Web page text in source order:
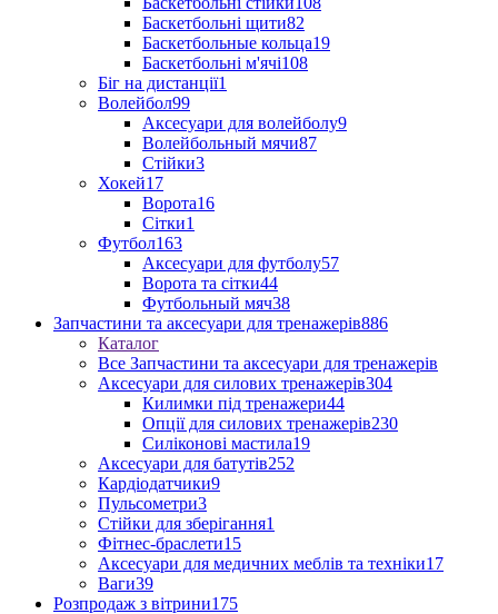
Баскетбольні щити82
Баскетбольные кольца19
Баскетбольні м'ячі108
Біг на дистанції1
Волейбол99
Аксесуари для волейболу9
Волейбольный мячи87
Стійки3
Хокей17
Ворота16
Сітки1
Футбол163
Аксесуари для футболу57
Ворота та сітки44
Футбольный мяч38
Запчастини та аксесуари для тренажерів886
Каталог
Все Запчастини та аксесуари для тренажерів
Аксесуари для силових тренажерів304
Килимки під тренажери44
Опції для силових тренажерів230
Силіконові мастила19
Аксесуари для батутів252
Кардіодатчики9
Пульсометри3
Стійки для зберігання1
Фітнес-браслети15
Аксесуари для медичних меблів та техніки17
Ваги39
Розпродаж з вітрини175